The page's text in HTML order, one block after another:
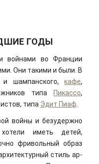
ГОДЫ
войнами во Франции
Они такими и были. В
и шампанского,кафе,
типаПикассо,
типа Эдит Пиаф
войны и безудержно
иметь детей,
фривольный образ
стиль ар-